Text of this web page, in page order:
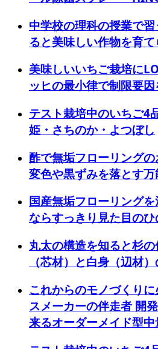
中学校の理科の授業で
ると美味しい作物を育
美味しいいちご栽培に
ッヒの最小律で制限要
テスト栽培中のいちご4
姫・さちのか・よつぼし
酢で無垢フローリング
変色や黒ずみを落とす
国産無垢フローリング
ならすっきり見た目の
丸太の構造を知ると杉
（芯材）と白身（辺材
これからのモノづくり
スメーカーの伴走者 開
来るオーダーメイド型